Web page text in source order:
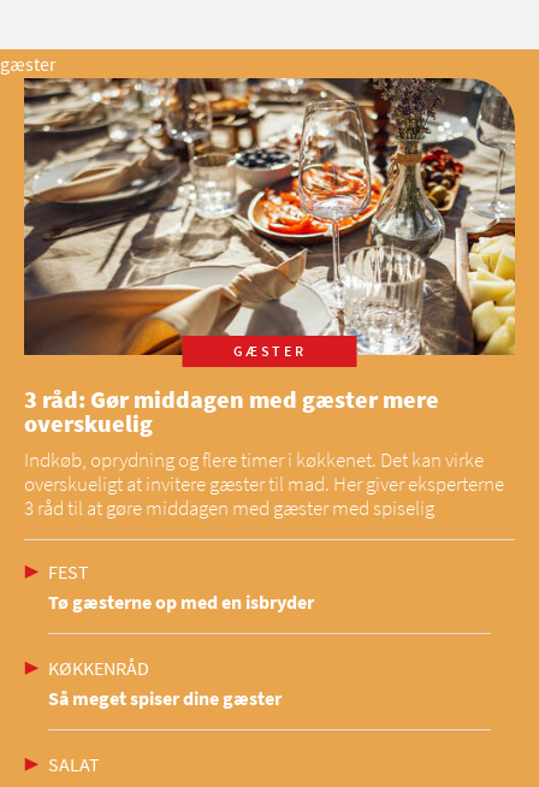
gæster
GÆSTER
3 råd: Gør middagen med gæster mere
overskuelig
Indkøb, oprydning og flere timer i køkkenet. Det kan virke
overskueligt at invitere gæster til mad. Her giver eksperterne
3 råd til at gøre middagen med gæster med spiselig
FEST
Tø gæsterne op med en isbryder
KØKKENRÅD
Så meget spiser dine gæster
SALAT